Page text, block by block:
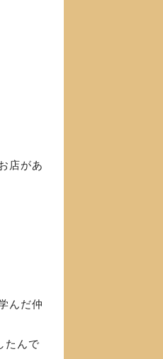
店があ
んだ仲
たんで